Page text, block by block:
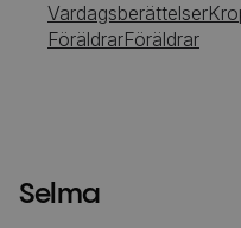
Vardagsberättelser
FöräldrarFöräldrar
Selma